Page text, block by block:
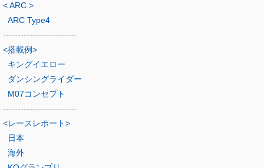
< ARC >
ARC Type4
-------------------------
<搭載例>
キングイエロー
ダンシングライダー
M07コンセプト
-------------------------
<レースレポート>
日本
海外